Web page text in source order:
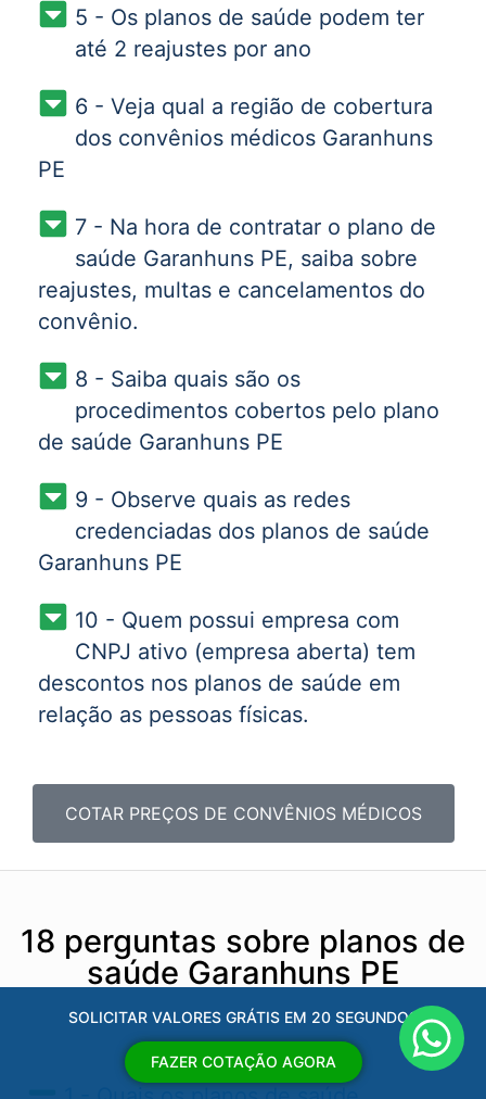
5 - Os planos de saúde podem ter
até 2 reajustes por ano
6 - Veja qual a região de cobertura
dos convênios médicos Garanhuns
PE
7 - Na hora de contratar o plano de
saúde Garanhuns PE, saiba sobre
reajustes, multas e cancelamentos do
convênio.
8 - Saiba quais são os
procedimentos cobertos pelo plano
de saúde Garanhuns PE
9 - Observe quais as redes
credenciadas dos planos de saúde
Garanhuns PE
10 - Quem possui empresa com
CNPJ ativo (empresa aberta) tem
descontos nos planos de saúde em
relação as pessoas físicas.
COTAR PREÇOS DE CONVÊNIOS MÉDICOS
18 perguntas sobre planos de
saúde Garanhuns PE
SOLICITAR VALORES GRÁTIS EM 20 SEGUNDOS
FAZER COTAÇÃO AGORA